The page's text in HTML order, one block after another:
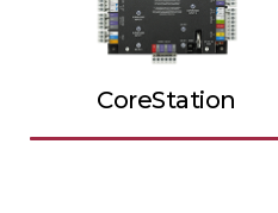
CoreStation